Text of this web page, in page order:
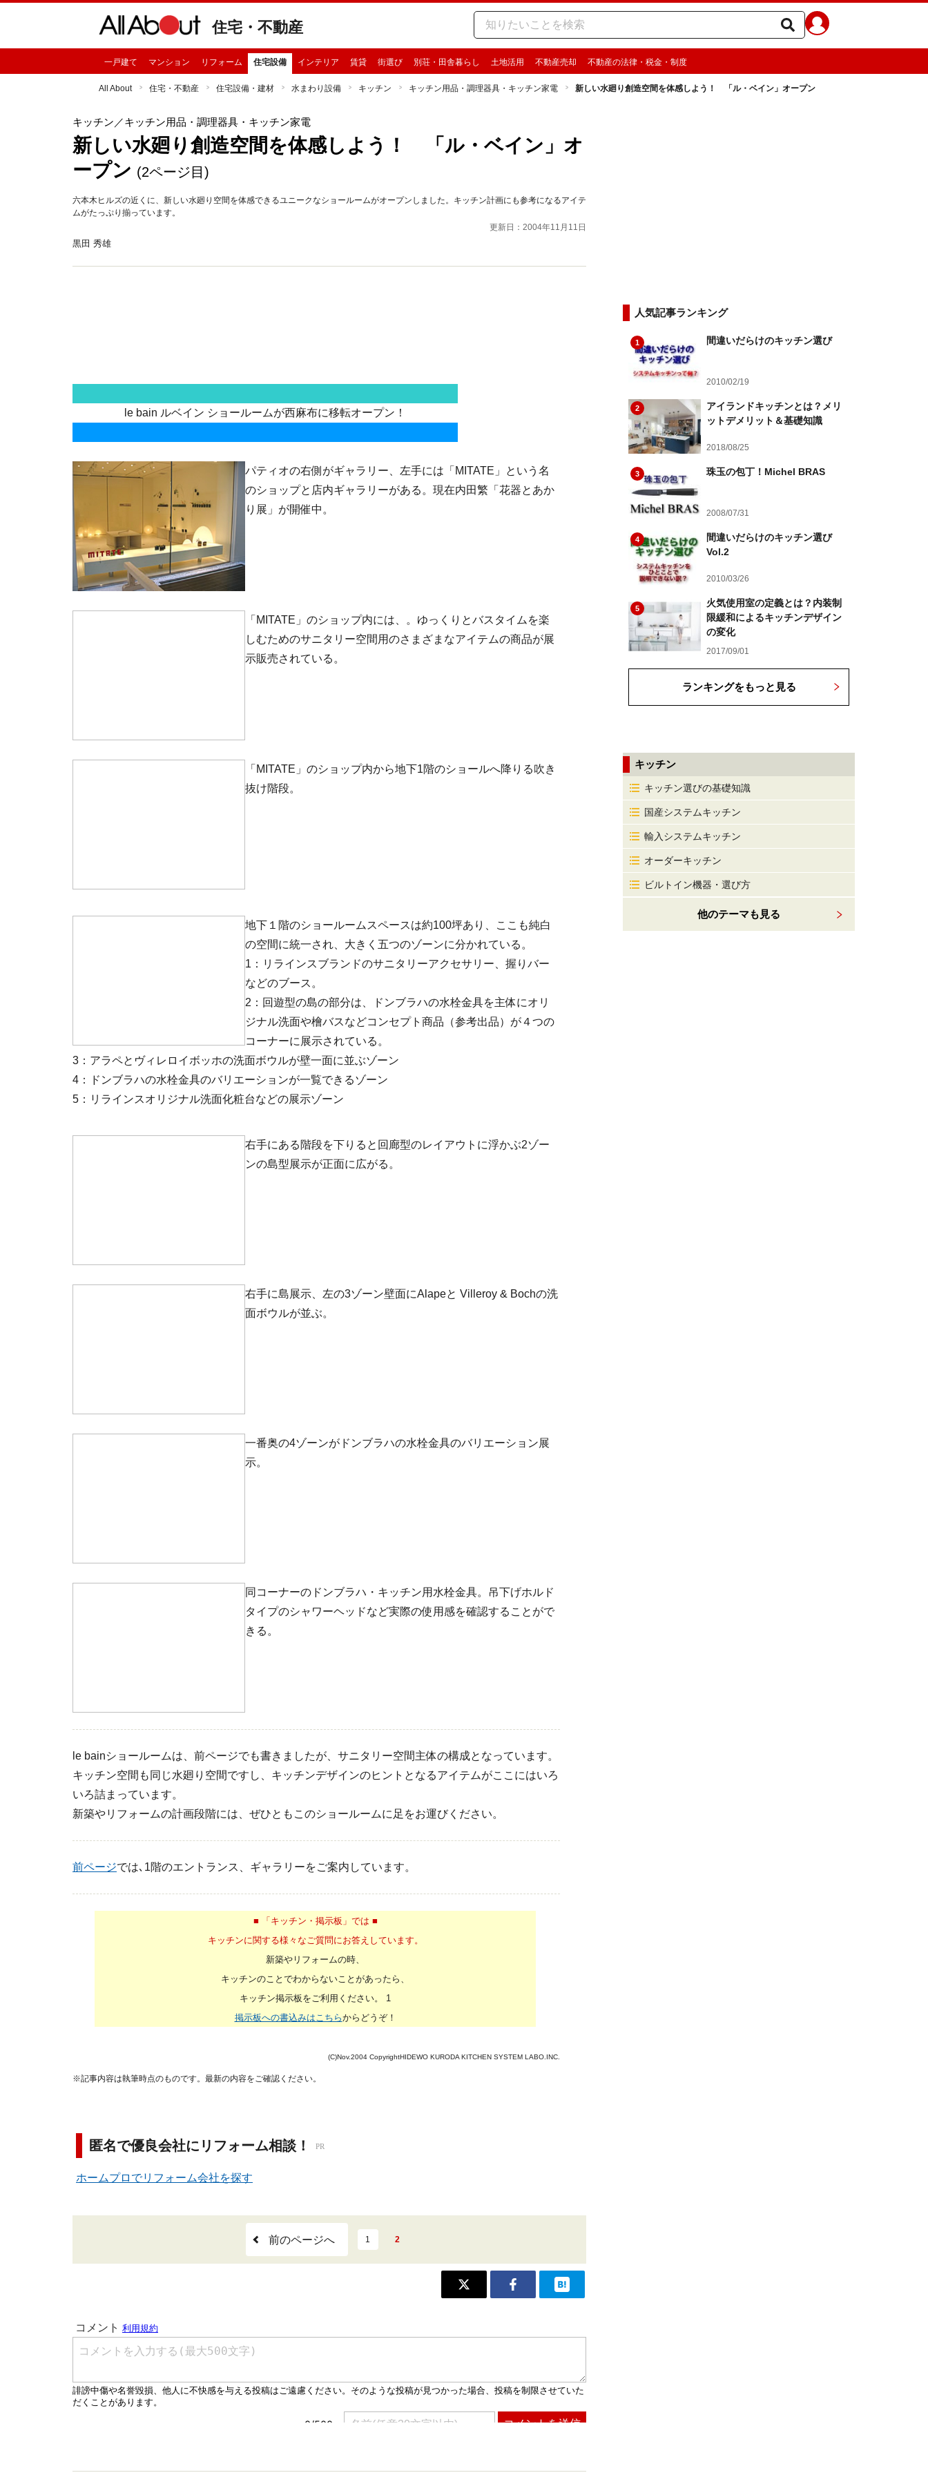
住宅・不動産
一戸建て マンション リフォーム 住宅設備 インテリア 賃貸 街選び 別荘・田舎暮らし 土地活用 不動産売却 不動産の法律・税金・制度
All About 住宅・不動産 住宅設備・建材 水まわり設備 キッチン キッチン用品・調理器具・キッチン家電 新しい水廻り創造空間を体感しよう！ 「ル・ベイン」オープン
キッチン ／キッチン用品・調理器具・キッチン家電
新しい水廻り創造空間を体感しよう！ 「ル・ベイン」オ
ープン (2ページ目)
六本木ヒルズの近くに、新しい水廻り空間を体感できるユニークなショールームがオープンしました。キッチン計画にも参考になるアイテ
ムがたっぷり揃っています。
更新日：2004年11月11日
黒田 秀雄
le bain ルベイン ショールームが西麻布に移転オープン！
パティオの右側がギャラリー、左手には「MITATE」という名
のショップと店内ギャラリーがある。現在内田繁「花器とあか
り展」が開催中。
「MITATE」のショップ内には、。ゆっくりとバスタイムを楽
しむためのサニタリー空間用のさまざまなアイテムの商品が展
示販売されている。
「MITATE」のショップ内から地下1階のショールへ降りる吹き
抜け階段。
地下１階のショールームスペースは約100坪あり、ここも純白
の空間に統一され、大きく五つのゾーンに分かれている。
1：リラインスブランドのサニタリーアクセサリー、握りバー
などのブース。
2：回遊型の島の部分は、ドンブラハの水栓金具を主体にオリ
ジナル洗面や檜バスなどコンセプト商品（参考出品）が４つの
コーナーに展示されている。
3：アラペとヴィレロイボッホの洗面ボウルが壁一面に並ぶゾーン
4：ドンブラハの水栓金具のバリエーションが一覧できるゾーン
5：リラインスオリジナル洗面化粧台などの展示ゾーン
右手にある階段を下りると回廊型のレイアウトに浮かぶ2ゾー
ンの島型展示が正面に広がる。
右手に島展示、左の3ゾーン壁面にAlapeと Villeroy & Bochの洗
面ボウルが並ぶ。
一番奥の4ゾーンがドンブラハの水栓金具のバリエーション展
示。
同コーナーのドンブラハ・キッチン用水栓金具。吊下げホルド
タイプのシャワーヘッドなど実際の使用感を確認することがで
きる。
le bainショールームは、前ページでも書きましたが、サニタリー空間主体の構成となっています。
キッチン空間も同じ水廻り空間ですし、キッチンデザインのヒントとなるアイテムがここにはいろ
いろ詰まっています。
新築やリフォームの計画段階には、ぜひともこのショールームに足をお運びください。
前ページでは､1階のエントランス、ギャラリーをご案内しています。
■ 「キッチン・掲示板」では ■
キッチンに関する様々なご質問にお答えしています。
新築やリフォームの時、
キッチンのことでわからないことがあったら、
キッチン掲示板をご利用ください。 1
掲示板への書込みはこちらからどうぞ！
(C)Nov.2004 CopyrightHIDEWO KURODA KITCHEN SYSTEM LABO.INC.
※記事内容は執筆時点のものです。最新の内容をご確認ください。
匿名で優良会社にリフォーム相談！
ホームプロでリフォーム会社を探す
前のページへ 1 2
人気記事ランキング
1 間違いだらけのキッチン選び
2010/02/19
2
アイランドキッチンとは？メリ
ットデメリット＆基礎知識
2018/08/25
3 珠玉の包丁！Michel BRAS
2008/07/31
4
間違いだらけのキッチン選び
Vol.2
2010/03/26
5
火気使用室の定義とは？内装制
限緩和によるキッチンデザイン
の変化
2017/09/01
ランキングをもっと見る
キッチン
キッチン選びの基礎知識
国産システムキッチン
輸入システムキッチン
オーダーキッチン
ビルトイン機器・選び方
他のテーマも見る